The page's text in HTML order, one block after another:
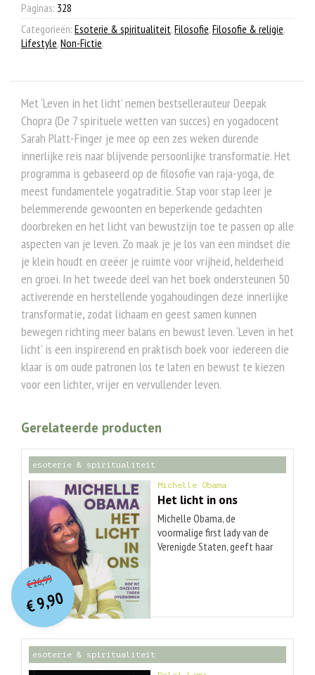
Paginas: 328
Categorieën: Esoterie & spiritualiteit,Filosofie,Filosofie & religie,
Lifestyle,Non-Fictie.
Met ‘Leven in het licht’ nemen bestsellerauteur Deepak
Chopra (De 7 spirituele wetten van succes) en yogadocent
Sarah Platt-Finger je mee op een zes weken durende
innerlijke reis naar blijvende persoonlijke transformatie. Het
programma is gebaseerd op de filosofie van raja-yoga, de
meest fundamentele yogatraditie. Stap voor stap leer je
belemmerende gewoonten en beperkende gedachten
doorbreken en het licht van bewustzijn toe te passen op alle
aspecten van je leven. Zo maak je je los van een mindset die
je klein houdt en creëer je ruimte voor vrijheid, helderheid
en groei. In het tweede deel van het boek ondersteunen 50
activerende en herstellende yogahoudingen deze innerlijke
transformatie, zodat lichaam en geest samen kunnen
bewegen richting meer balans en bewust leven. ‘Leven in het
licht’ is een inspirerend en praktisch boek voor iedereen die
klaar is om oude patronen los te laten en bewust te kiezen
voor een lichter, vrijer en vervullender leven.
Gerelateerde producten
esoterie & spiritualiteit
Michelle Obama
Het licht in ons
Michelle Obama, de
voormalige first lady van de
Verenigde Staten, geeft haar
deelt ze praktische inzichten
in de huidige uiterst onzekere
€26,99O
orspr
onkelijke
prijs
was:
€ 26,99.
€9,90
Huidige
prijs
is:
€ 9,90.
esoterie & spiritualiteit